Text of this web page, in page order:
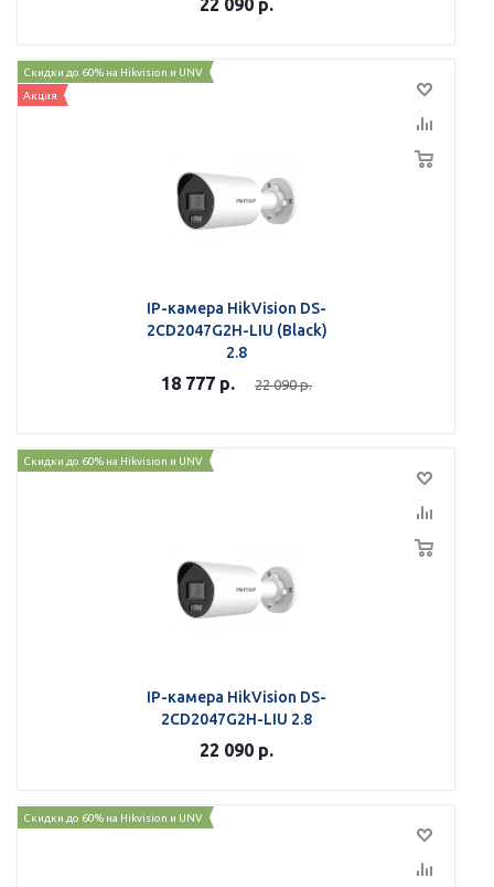
22 090 р.
Скидки до 60% на Hikvision и UNV
Акция
IP-камера HikVision DS-
2CD2047G2H-LIU (Black)
2.8
18 777 р. 22 090р.
Скидки до 60% на Hikvision и UNV
IP-камера HikVision DS-
2CD2047G2H-LIU 2.8
22 090 р.
Скидки до 60% на Hikvision и UNV